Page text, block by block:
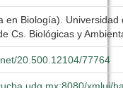
en Biología). Universidad
Cs. Biológicas y
20.500.12104/77764